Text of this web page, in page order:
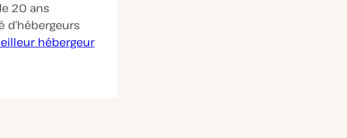
20 ans
d’hébergeurs
hébergeur